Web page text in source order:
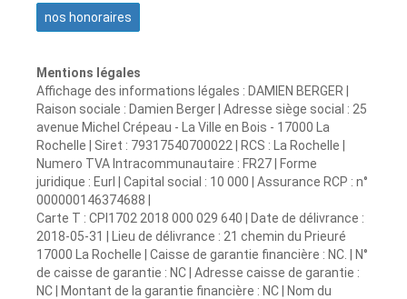
nos honoraires
Mentions légales
Affichage des informations légales : DAMIEN BERGER |
Raison sociale : Damien Berger | Adresse siège social : 25
avenue Michel Crépeau - La Ville en Bois - 17000 La
Rochelle | Siret : 79317540700022 | RCS : La Rochelle |
Numero TVA Intracommunautaire : FR27 | Forme
juridique : Eurl | Capital social : 10 000 | Assurance RCP : n°
000000146374688 |
Carte T : CPI1702 2018 000 029 640 | Date de délivrance :
2018-05-31 | Lieu de délivrance : 21 chemin du Prieuré
17000 La Rochelle | Caisse de garantie financière : NC. | N°
de caisse de garantie : NC | Adresse caisse de garantie :
NC | Montant de la garantie financière : NC | Nom du